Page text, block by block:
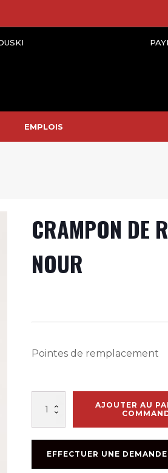
EMPLOIS
CRAMPON DE
NOUR
Pointes de remplacement
ZSQSHOES
NOUR
AJOUTER AU
EFFECTUER UNE